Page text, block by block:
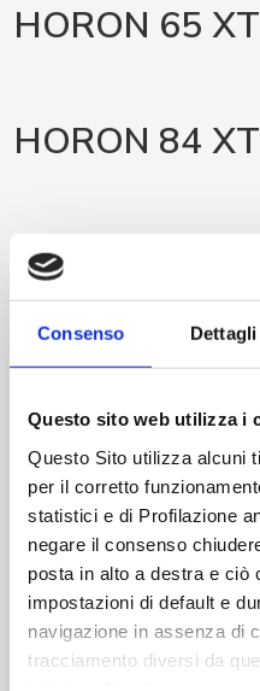
Consenso Dettagli
Questo sito web utilizza i
Questo Sito utilizza alcuni
per il corretto
statistici e di Profilazione
negare il consenso
posta in alto a destra e ciò
impostazioni di default e
navigazione in assenza di
tracciamento diversi da
HORON 65 XT
HORON 84 XT
HORON 95 XT
HORON 98 XT
HORON
HORON